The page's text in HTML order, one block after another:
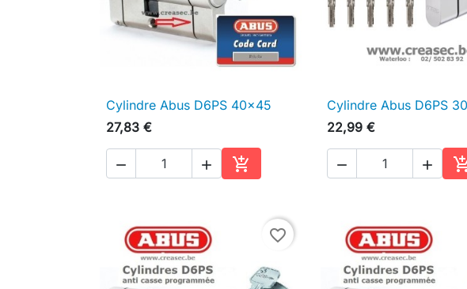
 Aperçu rapide
Cylindre Abus D6PS 40x45
27,83 €
  
Ajouter au panier
 Aperçu
Cylindre Abus D6PS
22,99 €
 
favorite_border